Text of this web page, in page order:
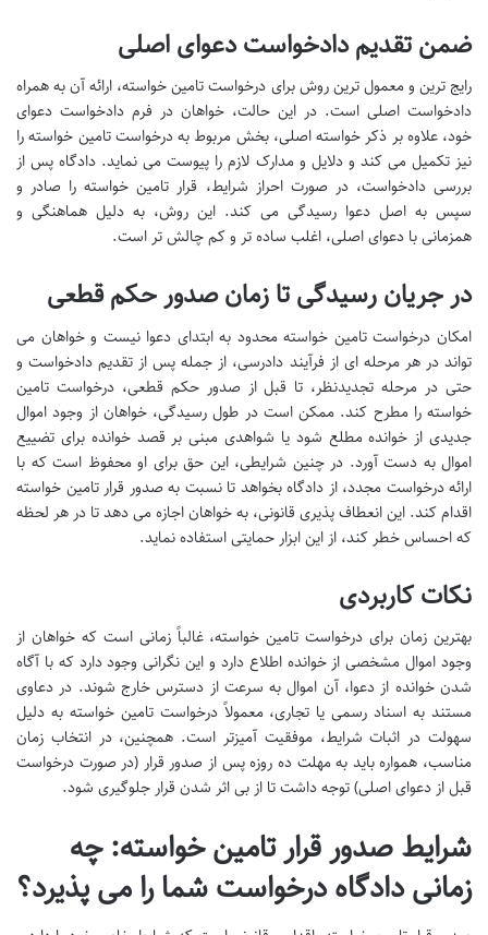
ضمن تقدیم دادخواست دعوای اصلی
رایج ترین و معمول ترین روش برای درخواست تامین خواسته، ارائه آن به همراه
دادخواست اصلی است. در این حالت، خواهان در فرم دادخواست دعوای
خود، علاوه بر ذکر خواسته اصلی، بخش مربوط به درخواست تامین خواسته را
نیز تکمیل می کند و دلایل و مدارک لازم را پیوست می نماید. دادگاه پس از
بررسی دادخواست، در صورت احراز شرایط، قرار تامین خواسته را صادر و
سپس به اصل دعوا رسیدگی می کند. این روش، به دلیل هماهنگی و
همزمانی با دعوای اصلی، اغلب ساده تر و کم چالش تر است.
در جریان رسیدگی تا زمان صدور حکم قطعی
امکان درخواست تامین خواسته محدود به ابتدای دعوا نیست و خواهان می
تواند در هر مرحله ای از فرآیند دادرسی، از جمله پس از تقدیم دادخواست و
حتی در مرحله تجدیدنظر، تا قبل از صدور حکم قطعی، درخواست تامین
خواسته را مطرح کند. ممکن است در طول رسیدگی، خواهان از وجود اموال
جدیدی از خوانده مطلع شود یا شواهدی مبنی بر قصد خوانده برای تضییع
اموال به دست آورد. در چنین شرایطی، این حق برای او محفوظ است که با
ارائه درخواست مجدد، از دادگاه بخواهد تا نسبت به صدور قرار تامین خواسته
اقدام کند. این انعطاف پذیری قانونی، به خواهان اجازه می دهد تا در هر لحظه
که احساس خطر کند، از این ابزار حمایتی استفاده نماید.
نکات کاربردی
بهترین زمان برای درخواست تامین خواسته، غالباً زمانی است که خواهان از
وجود اموال مشخصی از خوانده اطلاع دارد و این نگرانی وجود دارد که با آگاه
شدن خوانده از دعوا، آن اموال به سرعت از دسترس خارج شوند. در دعاوی
مستند به اسناد رسمی یا تجاری، معمولاً درخواست تامین خواسته به دلیل
سهولت در اثبات شرایط، موفقیت آمیزتر است. همچنین، در انتخاب زمان
مناسب، همواره باید به مهلت ده روزه پس از صدور قرار (در صورت درخواست
قبل از دعوای اصلی) توجه داشت تا از بی اثر شدن قرار جلوگیری شود.
شرایط صدور قرار تامین خواسته: چه
زمانی دادگاه درخواست شما را می پذیرد؟